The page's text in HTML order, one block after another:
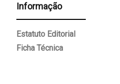
Informação
Estatuto Editorial
Ficha Técnica